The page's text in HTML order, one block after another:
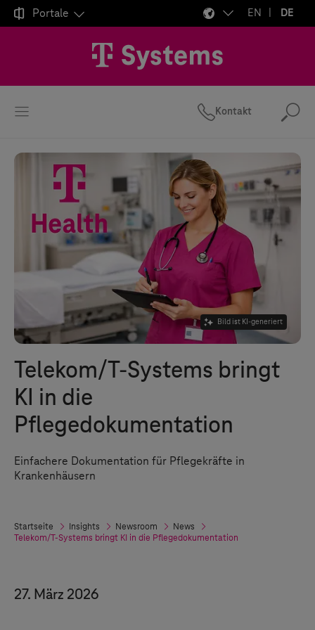
 Portale EN DE
Kontakt
Bild ist KI-generiert
Telekom/T-Systems bringt
KI in die
Pflegedokumentation
Einfachere Dokumentation für Pflegekräfte in
Krankenhäusern
Startseite Insights Newsroom
News
Telekom/T-Systems bringt KI in die Pflegedokumentation
27. März 2026